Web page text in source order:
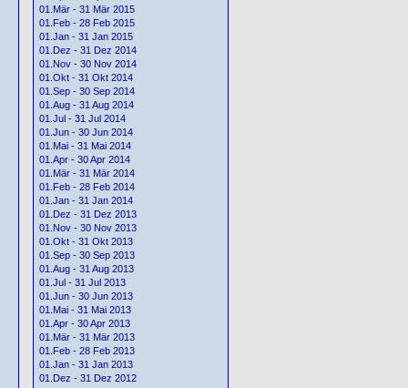
01.Mär - 31 Mär 2015
01.Feb - 28 Feb 2015
01.Jan - 31 Jan 2015
01.Dez - 31 Dez 2014
01.Nov - 30 Nov 2014
01.Okt - 31 Okt 2014
01.Sep - 30 Sep 2014
01.Aug - 31 Aug 2014
01.Jul - 31 Jul 2014
01.Jun - 30 Jun 2014
01.Mai - 31 Mai 2014
01.Apr - 30 Apr 2014
01.Mär - 31 Mär 2014
01.Feb - 28 Feb 2014
01.Jan - 31 Jan 2014
01.Dez - 31 Dez 2013
01.Nov - 30 Nov 2013
01.Okt - 31 Okt 2013
01.Sep - 30 Sep 2013
01.Aug - 31 Aug 2013
01.Jul - 31 Jul 2013
01.Jun - 30 Jun 2013
01.Mai - 31 Mai 2013
01.Apr - 30 Apr 2013
01.Mär - 31 Mär 2013
01.Feb - 28 Feb 2013
01.Jan - 31 Jan 2013
01.Dez - 31 Dez 2012